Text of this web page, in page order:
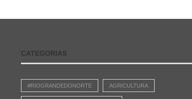
CATEGORIAS
#RIOGRANDEDONORTE AGRICULTURA